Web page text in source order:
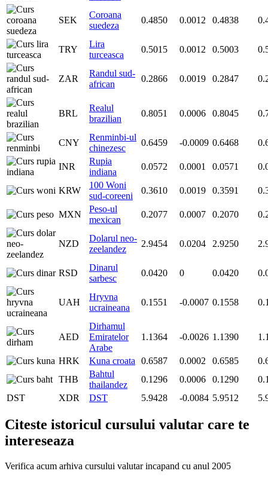
SEK
Coroana
suedeza
0.4850 0.0012 0.4838
TRY
Lira
turceasca
0.5015 0.0012 0.5003
ZAR
Randul sud-
african
0.2866 0.0019 0.2847
BRL
Realul
brazilian
0.8051 0.0006 0.8045
CNY
Renminbi-ul
chinezesc
0.6459 -0.0009 0.6468
INR
Rupia
indiana
0.0572 0.0001 0.0571
KRW
100 Woni
sud-coreeni
0.3610 0.0019 0.3591
MXN
Peso-ul
mexican
0.2077 0.0007 0.2070
NZD
Dolarul neo-
zeelandez
2.9454 0.0204 2.9250
RSD
Dinarul
sarbesc
0.0420 0 0.0420
UAH
Hryvna
ucraineana
0.1551 -0.0007 0.1558
AED
Dirhamul
Emiratelor
Arabe
1.1364 -0.0026 1.1390
HRK Kuna croata 0.6587 0.0002 0.6585
THB
Bahtul
thailandez
0.1296 0.0006 0.1290
DST
XDR DST 5.9428 -0.0084 5.9512
Citeste istoricul cursului valutar care te
intereseaza
Verifica acum arhiva cursului valutar incapand cu anul 2005